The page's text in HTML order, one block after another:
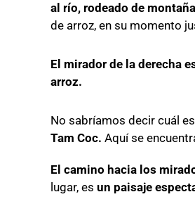
al río, rodeado de
de arroz, en su momento
El mirador de la derecha
arroz.
No sabríamos decir cuál
Tam Coc. Aquí se
El camino hacia los
lugar, es un paisaje